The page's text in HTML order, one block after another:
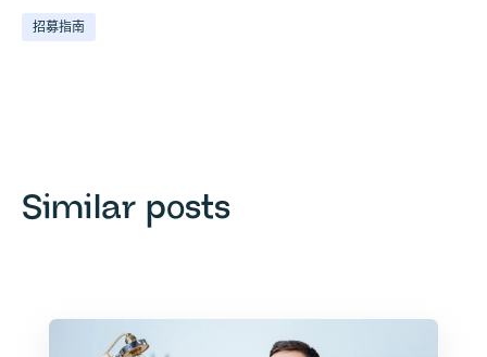
招募指南
Similar posts